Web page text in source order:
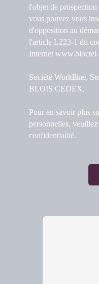
l'objet de
vous pouvez vous
d'opposition au
l'article L223-1 du
Internet
Société Worldline,
BLOIS CEDEX.
Pour en savoir plus
personnelles,
confidentialité.